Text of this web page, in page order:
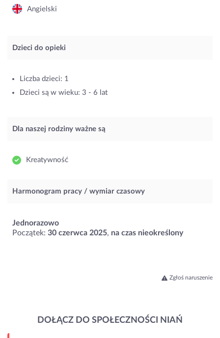
Angielski
Dzieci do opieki
Liczba dzieci: 1
Dzieci są w wieku: 3 - 6 lat
Dla naszej rodziny ważne są
Kreatywność
Harmonogram pracy / wymiar czasowy
Jednorazowo
Początek: 30 czerwca 2025, na czas nieokreślony
Zgłoś naruszenie
DOŁĄCZ DO SPOŁECZNOŚCI NIAŃ